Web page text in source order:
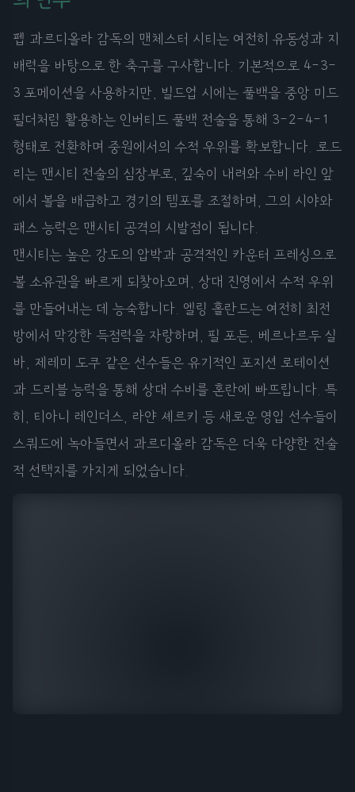
펩 과르디올라 감독의 맨체스터 시티는 여전히 유동성과 지
배력을 바탕으로 한 축구를 구사합니다. 기본적으로 4-3-
3 포메이션을 사용하지만, 빌드업 시에는 풀백을 중앙 미드
필더처럼 활용하는 인버티드 풀백 전술을 통해 3-2-4-1
형태로 전환하며 중원에서의 수적 우위를 확보합니다. 로드
리는 맨시티 전술의 심장부로, 깊숙이 내려와 수비 라인 앞
에서 볼을 배급하고 경기의 템포를 조절하며, 그의 시야와
패스 능력은 맨시티 공격의 시발점이 됩니다.
맨시티는 높은 강도의 압박과 공격적인 카운터 프레싱으로
볼 소유권을 빠르게 되찾아오며, 상대 진영에서 수적 우위
를 만들어내는 데 능숙합니다. 엘링 홀란드는 여전히 최전
방에서 막강한 득점력을 자랑하며, 필 포든, 베르나르두 실
바, 제레미 도쿠 같은 선수들은 유기적인 포지션 로테이션
과 드리블 능력을 통해 상대 수비를 혼란에 빠뜨립니다. 특
히, 티아니 레인더스, 라얀 셰르키 등 새로운 영입 선수들이
스쿼드에 녹아들면서 과르디올라 감독은 더욱 다양한 전술
적 선택지를 가지게 되었습니다.